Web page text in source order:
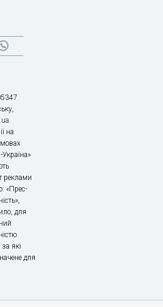
.
на
реклами
«Прес-
для
які
для